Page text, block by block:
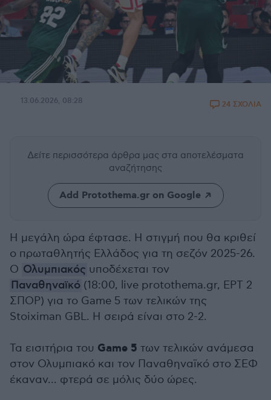
13.06.2026, 08:28 24 ΣΧΟΛΙΑ
Δείτε περισσότερα άρθρα μας στα αποτελέσματα
αναζήτησης
Add Protothema.gr on Google
Η μεγάλη ώρα έφτασε. Η στιγμή που θα κριθεί
ο πρωταθλητής Ελλάδος για τη σεζόν 2025-26.
Ο Ολυμπιακός υποδέχεται τον
Παναθηναϊκό (18:00, live protothema.gr, EΡΤ 2
ΣΠΟΡ) για το Game 5 των τελικών της
Stoiximan GBL. Η σειρά είναι στο 2-2.
Τα εισιτήρια του Game 5 των τελικών ανάμεσα
στον Ολυμπιακό και τον Παναθηναϊκό στο ΣΕΦ
έκαναν... φτερά σε μόλις δύο ώρες.